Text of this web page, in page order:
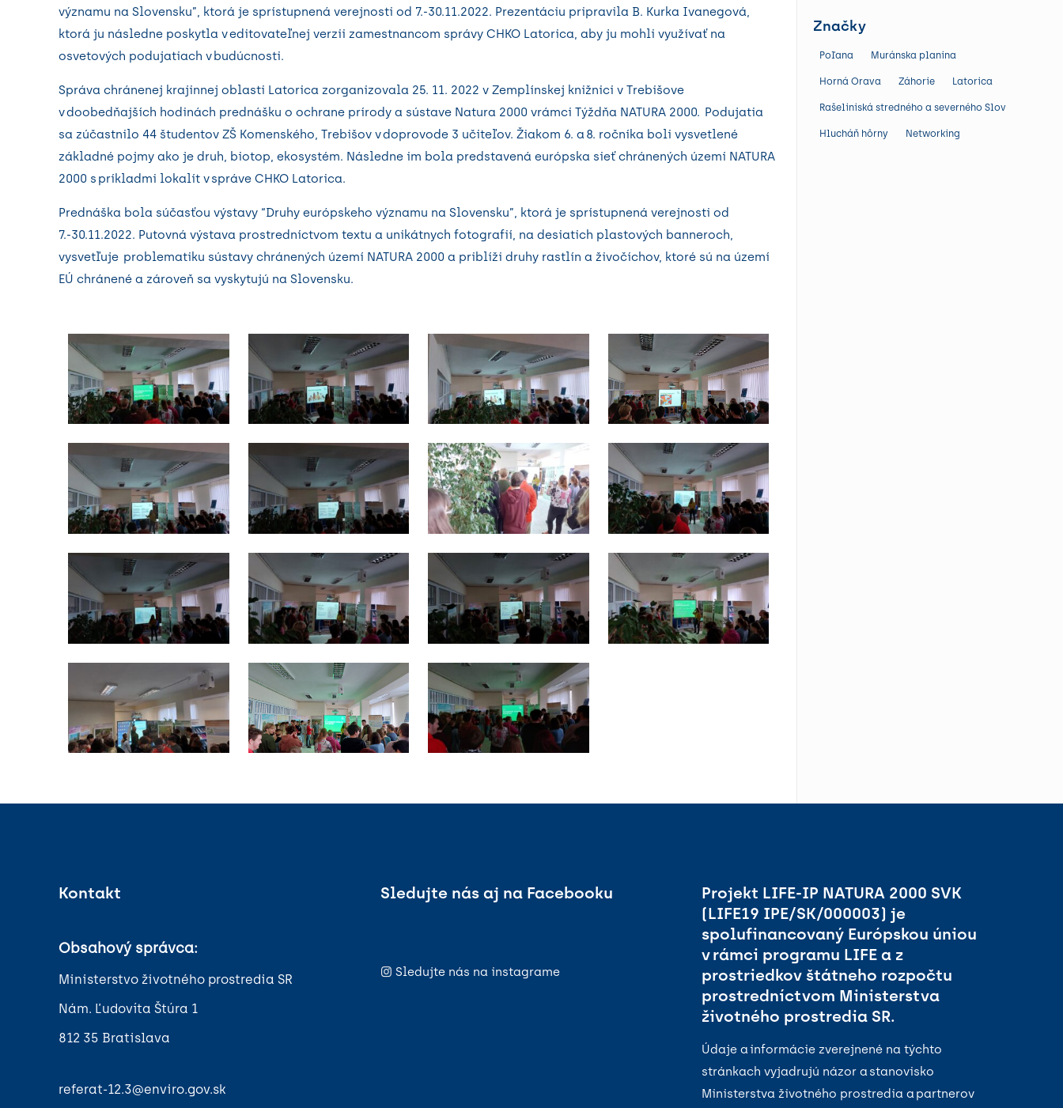
významu na Slovensku”, ktorá je sprístupnená verejnosti od 7.-30.11.2022. Prezentáciu pripravila B. Kurka Ivanegová,
ktorá ju následne poskytla v editovateľnej verzii zamestnancom správy CHKO Latorica, aby ju mohli využívať na
osvetových podujatiach v budúcnosti.
Správa chránenej krajinnej oblasti Latorica zorganizovala 25. 11. 2022 v Zemplínskej knižnici v Trebišove
v doobedňajších hodinách prednášku o ochrane prírody a sústave Natura 2000 vrámci Týždňa NATURA 2000. Podujatia
sa zúčastnilo 44 študentov ZŠ Komenského, Trebišov v doprovode 3 učiteľov. Žiakom 6. a 8. ročníka boli vysvetlené
základné pojmy ako je druh, biotop, ekosystém. Následne im bola predstavená európska sieť chránených území NATURA
2000 s príkladmi lokalít v správe CHKO Latorica.
Prednáška bola súčasťou výstavy “Druhy európskeho významu na Slovensku”, ktorá je sprístupnená verejnosti od
7.-30.11.2022. Putovná výstava prostredníctvom textu a unikátnych fotografií, na desiatich plastových banneroch,
vysvetľuje problematiku sústavy chránených území NATURA 2000 a priblíži druhy rastlín a živočíchov, ktoré sú na území
EÚ chránené a zároveň sa vyskytujú na Slovensku.
Značky
Poľana Muránska planina
Horná Orava Záhorie Latorica
Rašeliniská stredného a severného Slovenska
Hlucháň hôrny Networking
Kontakt
Obsahový správca:
Ministerstvo životného prostredia SR
Nám. Ľudovíta Štúra 1
812 35 Bratislava
referat-12.3@enviro.gov.sk
Sledujte nás aj na Facebooku
Sledujte nás na instagrame
Projekt LIFE-IP NATURA 2000 SVK
(LIFE19 IPE/SK/000003) je
spolufinancovaný Európskou úniou
v rámci programu LIFE a z
prostriedkov štátneho rozpočtu
prostredníctvom Ministerstva
životného prostredia SR.
Údaje a informácie zverejnené na týchto
stránkach vyjadrujú názor a stanovisko
Ministerstva životného prostredia a partnerov